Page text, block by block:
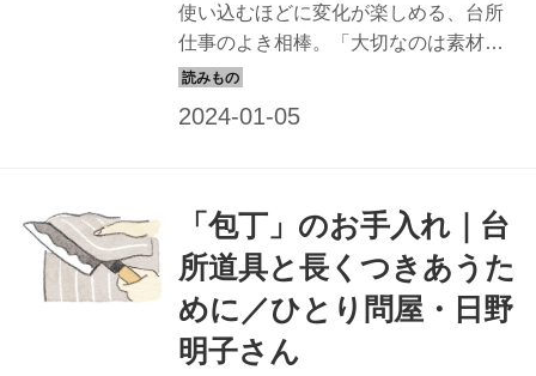
使い込むほどに変化が楽しめる、台所
仕事のよき相棒。「大切なのは素材を
知ること」と話す「ひとり問屋で道具
「包丁」のお手入れ｜台
所道具と長くつきあうた
めに／ひとり問屋・日野
明子さん